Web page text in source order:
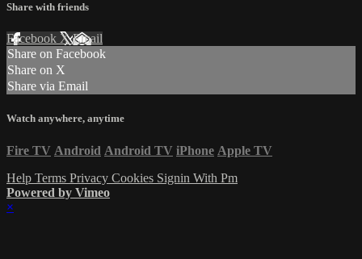
Share with friends
Facebook XEmail
Share on Facebook
Share on X
Share via Email
Watch anywhere, anytime
Fire TV Android Android TV iPhone Apple TV
Help Terms Privacy Cookies Signin With Pm
Powered by Vimeo
×